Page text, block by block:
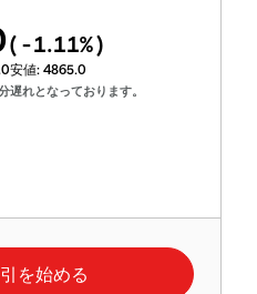
( -1.11%)
安値: 4865.0
遅れとなっております。